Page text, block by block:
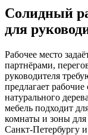
Солидный
для
Рабочее место
партнёрами,
руководителя
предлагает
натурального
мебель подходит
комнаты и зоны для
Санкт-Петербургу